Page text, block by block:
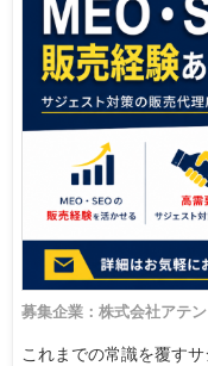
募集企業：株式会社アテ
これまでの常識を覆す